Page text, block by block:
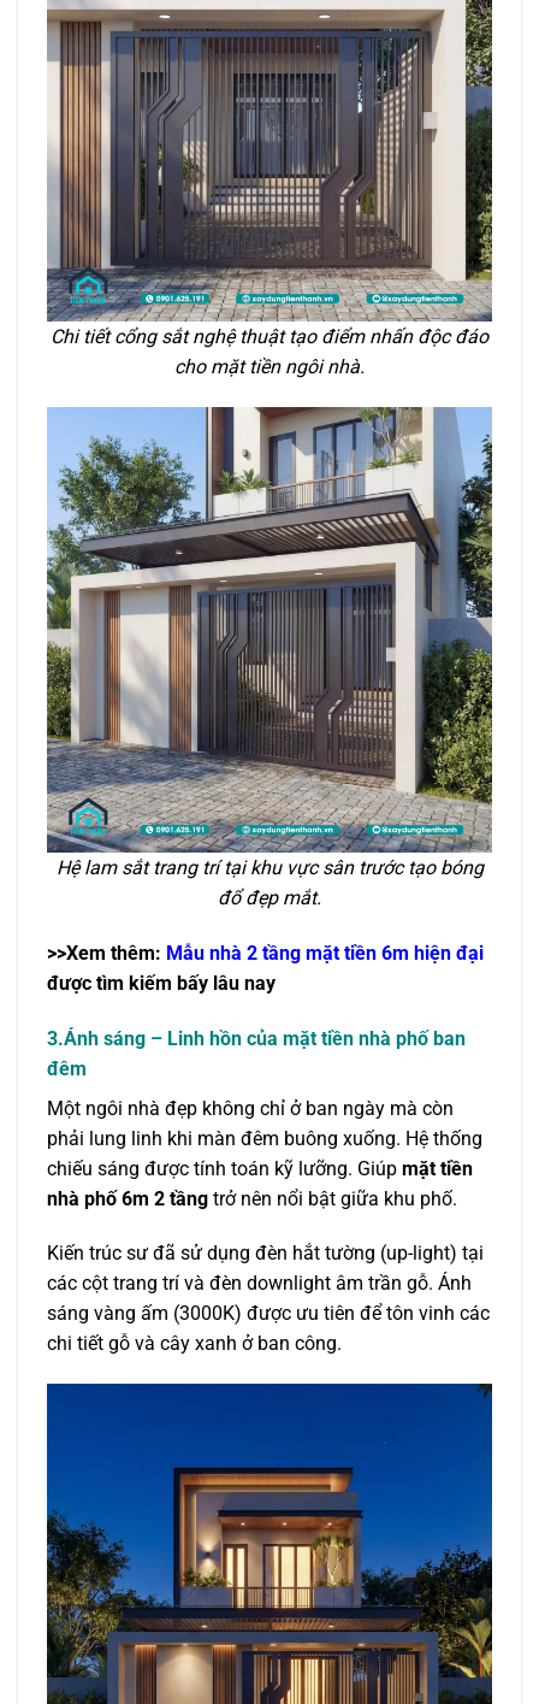
Chi tiết cổng sắt nghệ thuật tạo điểm nhấn độc đáo
cho mặt tiền ngôi nhà.
Hệ lam sắt trang trí tại khu vực sân trước tạo bóng
đổ đẹp mắt.
>>Xem thêm: Mẫu nhà 2 tầng mặt tiền 6m hiện đại
được tìm kiếm bấy lâu nay
3.Ánh sáng – Linh hồn của mặt tiền nhà phố ban
đêm
Một ngôi nhà đẹp không chỉ ở ban ngày mà còn
phải lung linh khi màn đêm buông xuống. Hệ thống
chiếu sáng được tính toán kỹ lưỡng. Giúp mặt tiền
nhà phố 6m 2 tầng trở nên nổi bật giữa khu phố.
Kiến trúc sư đã sử dụng đèn hắt tường (up-light) tại
các cột trang trí và đèn downlight âm trần gỗ. Ánh
sáng vàng ấm (3000K) được ưu tiên để tôn vinh các
chi tiết gỗ và cây xanh ở ban công.